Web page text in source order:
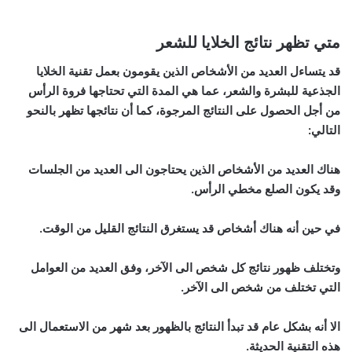
متي تظهر نتائج الخلايا للشعر
قد يتساءل العديد من الأشخاص الذين يقومون بعمل تقنية الخلايا
الجذعية للبشرة والشعر، عما هي المدة التي تحتاجها فروة الرأس
من أجل الحصول على النتائج المرجوة، كما أن نتائجها تظهر بالنحو
التالي:
هناك العديد من الأشخاص الذين يحتاجون الى العديد من الجلسات
وقد يكون الصلع مخطي الرأس.
في حين أنه هناك أشخاص قد يستغرق النتائج القليل من الوقت.
وتختلف ظهور نتائج كل شخص الى الآخر، وفق العديد من العوامل
التي تختلف من شخص الى الآخر.
الا أنه بشكل عام قد تبدأ النتائج بالظهور بعد شهر من الاستعمال الى
هذه التقنية الحديثة.